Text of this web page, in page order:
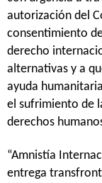
autorización del
consentimiento
derecho
alternativas y a
ayuda
el sufrimiento de
derechos
“Amnistía
entrega